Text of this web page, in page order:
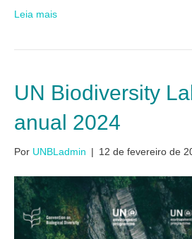
Leia mais
UN Biodiversity
anual 2024
Por UNBLadmin | 12 de fevereiro de